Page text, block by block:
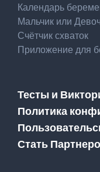
Календарь
Мальчик или
Счётчик схваток
Приложение для
Тесты и
Политика
Стать